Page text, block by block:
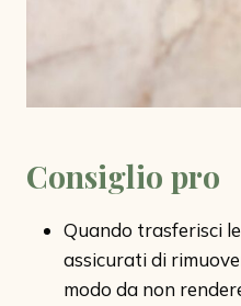
Consiglio pro
Quando trasferisci
assicurati di
modo da non